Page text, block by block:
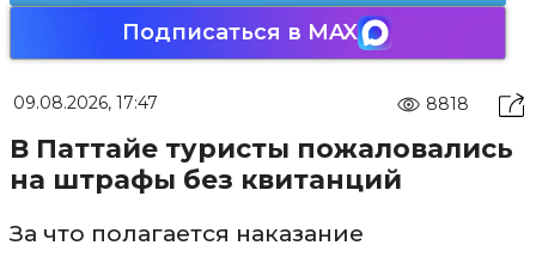
Подписаться в MAX
09.08.2026, 17:47 8818
В Паттайе туристы пожаловались
на штрафы без квитанций
За что полагается наказание